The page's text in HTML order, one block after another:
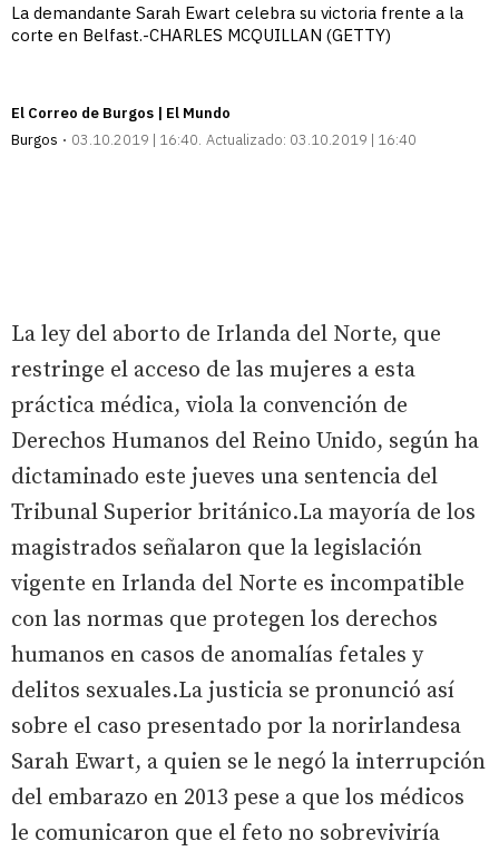
La demandante Sarah Ewart celebra su victoria frente a la
corte en Belfast.-CHARLES MCQUILLAN (GETTY)
El Correo de Burgos | El Mundo
Burgos
03.10.2019 | 16:40 Actualizado: 03.10.2019 | 16:40
La ley del aborto de Irlanda del Norte, que
restringe el acceso de las mujeres a esta
práctica médica, viola la convención de
Derechos Humanos del Reino Unido, según ha
dictaminado este jueves una sentencia del
Tribunal Superior británico.La mayoría de los
magistrados señalaron que la legislación
vigente en Irlanda del Norte es incompatible
con las normas que protegen los derechos
humanos en casos de anomalías fetales y
delitos sexuales.La justicia se pronunció así
sobre el caso presentado por la norirlandesa
Sarah Ewart, a quien se le negó la interrupción
del embarazo en 2013 pese a que los médicos
le comunicaron que el feto no sobreviviría